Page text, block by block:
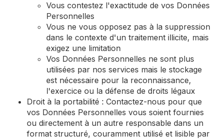
Vous contestez l'exactitude de vos Données
Personnelles
Vous ne vous opposez pas à la suppression
dans le contexte d'un traitement illicite, mais
exigez une limitation
Vos Données Personnelles ne sont plus
utilisées par nos services mais le stockage
est nécessaire pour la reconnaissance,
l'exercice ou la défense de droits légaux
Droit à la portabilité : Contactez-nous pour que
vos Données Personnelles vous soient fournies
ou directement à un autre responsable dans un
format structuré, couramment utilisé et lisible par